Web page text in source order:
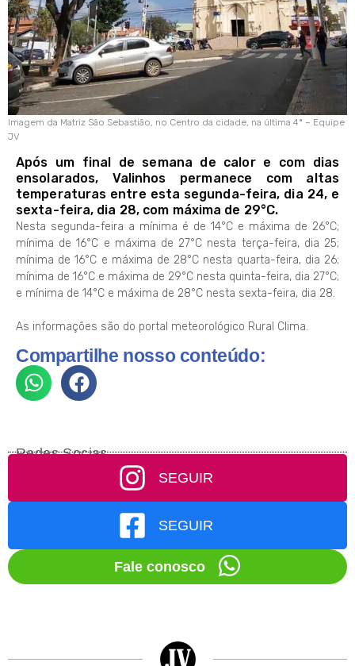
Imagem da Matriz São Sebastião, no Centro da cidade, na última 4ª – Equipe
JV
Após um final de semana de calor e com dias
ensolarados, Valinhos permanece com altas
temperaturas entre esta segunda-feira, dia 24, e
sexta-feira, dia 28, com máxima de 29°C.
Nesta segunda-feira a mínima é de 14°C e máxima de 26°C;
mínima de 16°C e máxima de 27°C nesta terça-feira, dia 25;
mínima de 16°C e máxima de 28°C nesta quarta-feira, dia 26;
mínima de 16°C e máxima de 29°C nesta quinta-feira, dia 27°C;
e mínima de 14°C e máxima de 28°C nesta sexta-feira, dia 28.
As informações são do portal meteorológico Rural Clima.
Compartilhe nosso conteúdo:
Redes Socias
SEGUIR
SEGUIR
Fale conosco